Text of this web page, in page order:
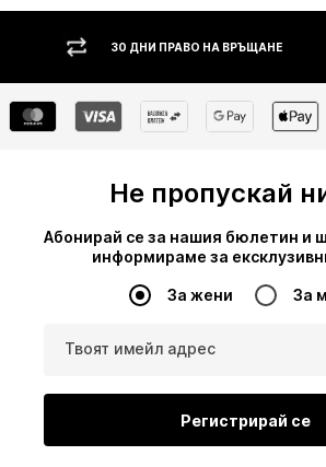
ПРАВО НА ВРЪЩАНЕ
Не пропускай
Абонирай се за нашия бюлетин и
информираме за
За жени За
Твоят имейл адрес
Регистрирай се